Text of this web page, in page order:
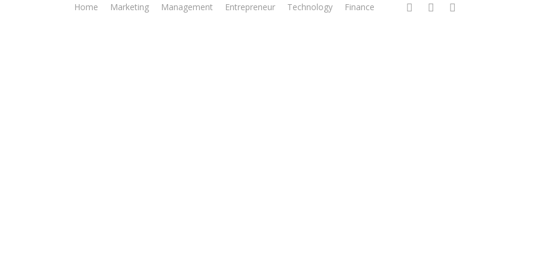
Home Marketing Management Entrepreneur Technology Finance facebooklinkedin instagram